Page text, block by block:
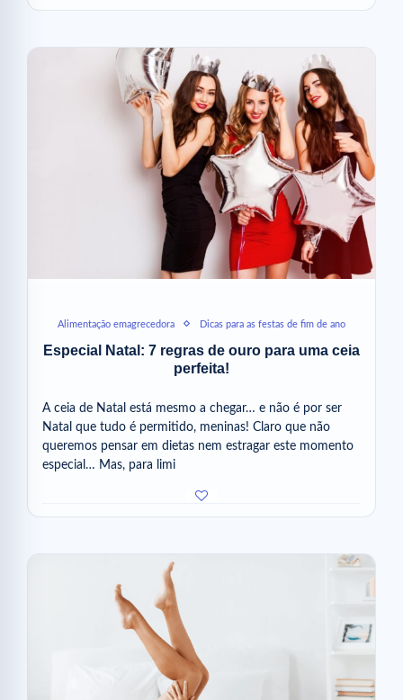
Alimentação emagrecedora Dicas para as festas de fim de ano
Especial Natal: 7 regras de ouro para uma ceia
perfeita!
A ceia de Natal está mesmo a chegar… e não é por ser
Natal que tudo é permitido, meninas! Claro que não
queremos pensar em dietas nem estragar este momento
especial… Mas, para limi